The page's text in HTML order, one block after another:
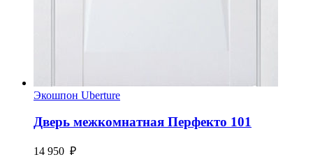
Экошпон Uberture
Дверь межкомнатная Перфекто 101
14 950 ₽